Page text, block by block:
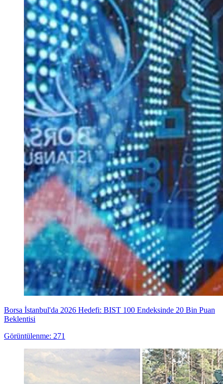
Borsa İstanbul'da 2026 Hedefi: BIST 100 Endeksinde 20 Bin Puan
Beklentisi
Görüntülenme: 271